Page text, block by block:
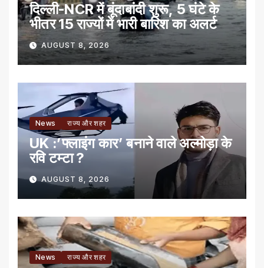
दिल्ली-NCR में बूंदाबांदी शुरू, 5 घंटे के
भीतर 15 राज्यों में भारी बारिश का अलर्ट
AUGUST 8, 2026
News राज्य और शहर
UK :’फ्लाइंग कार’ बनाने वाले अल्मोड़ा के
रवि टम्टा ?
AUGUST 8, 2026
News राज्य और शहर